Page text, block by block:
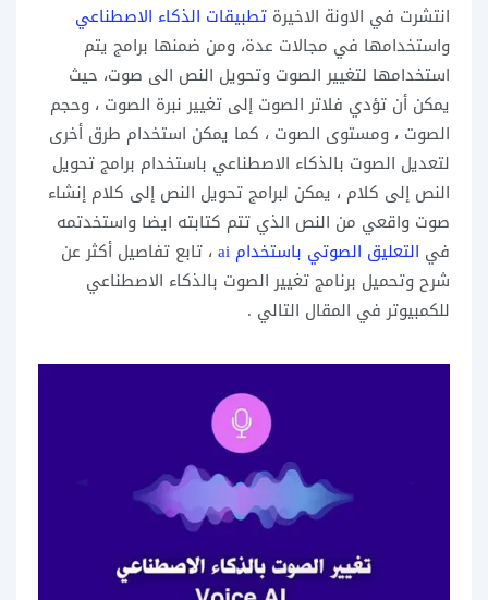
انتشرت في الاونة الاخيرة تطبيقات الذكاء الاصطناعي
واستخدامها في مجالات عدة، ومن ضمنها برامج يتم
استخدامها لتغيير الصوت وتحويل النص الى صوت، حيث
يمكن أن تؤدي فلاتر الصوت إلى تغيير نبرة الصوت ، وحجم
الصوت ، ومستوى الصوت ، كما يمكن استخدام طرق أخرى
لتعديل الصوت بالذكاء الاصطناعي باستخدام برامج تحويل
النص إلى كلام ، يمكن لبرامج تحويل النص إلى كلام إنشاء
صوت واقعي من النص الذي تتم كتابته ايضا واستخدتمه
في التعليق الصوتي باستخدام ai
، تابع تفاصيل أكثر عن
شرح وتحميل برنامج تغيير الصوت بالذكاء الاصطناعي
للكمبيوتر في المقال التالي .